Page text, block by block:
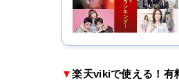
▼楽天vikiで使える！有